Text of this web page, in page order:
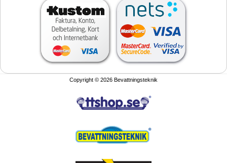
Copyright © 2026 Bevattningsteknik